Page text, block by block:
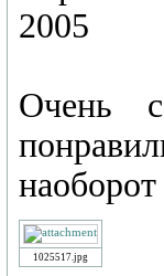
2005
Очень
наоборот
1025517.jpg